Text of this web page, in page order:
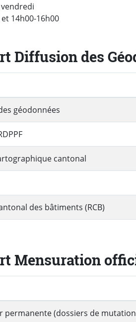
14h00-16h00
Diffusion des
géodonnées
cantonal
des bâtiments (RCB)
Mensuration
permanente (dossiers de